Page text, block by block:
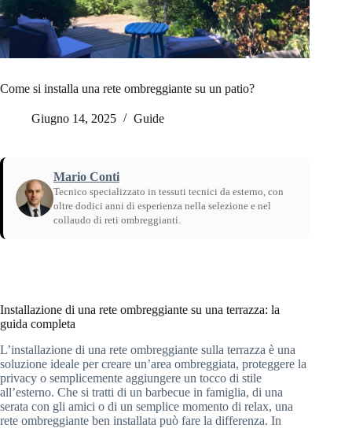
Come si installa una rete ombreggiante su un patio?
Giugno 14, 2025 Guide
Mario Conti
Tecnico specializzato in tessuti tecnici da esterno, con
oltre dodici anni di esperienza nella selezione e nel
collaudo di reti ombreggianti.
Installazione di una rete ombreggiante su una terrazza: la
guida completa
L’installazione di una rete ombreggiante sulla terrazza è una
soluzione ideale per creare un’area ombreggiata, proteggere la
privacy o semplicemente aggiungere un tocco di stile
all’esterno. Che si tratti di un barbecue in famiglia, di una
serata con gli amici o di un semplice momento di relax, una
rete ombreggiante ben installata può fare la differenza. In